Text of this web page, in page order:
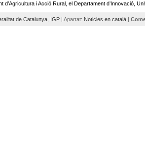
d’Agricultura i Acció Rural, el Departament d’Innovació,
de Catalunya, IGP| Apartat: Noticies en català|